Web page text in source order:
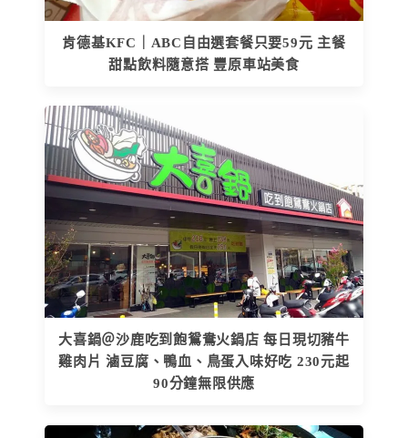
肯德基KFC｜ABC自由選套餐只要59元 主餐
甜點飲料隨意搭 豐原車站美食
大喜鍋＠沙鹿吃到飽鴛鴦火鍋店 每日現切豬牛
雞肉片 滷豆腐、鴨血、鳥蛋入味好吃 230元起
90分鐘無限供應